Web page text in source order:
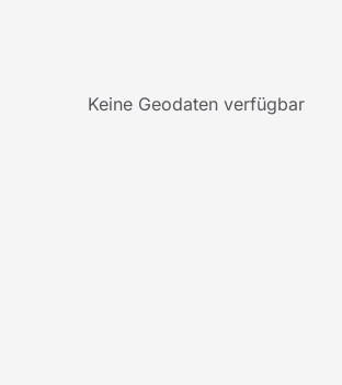
Keine Geodaten verfügbar